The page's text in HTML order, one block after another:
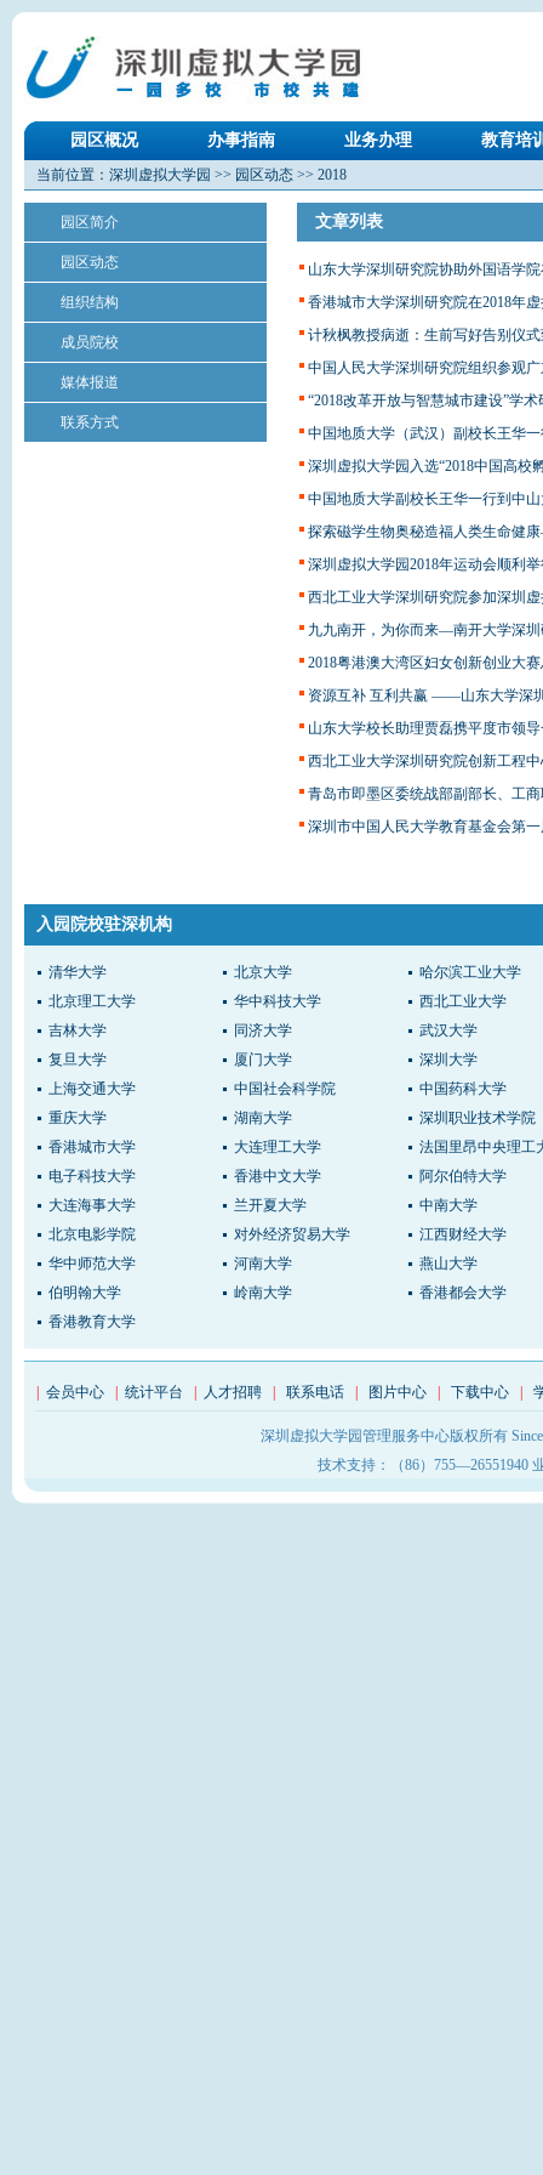
园区概况 办事指南 业务办理 教育培
当前位置： 深圳虚拟大学园 >> 园区动态 >> 2018
园区简介
园区动态
组织结构
成员院校
媒体报道
联系方式
文章列表
山东大学深圳研究院协助外国语学
香港城市大学深圳研究院在2018年
计秋枫教授病逝：生前写好告别仪
中国人民大学深圳研究院组织参观
“2018改革开放与智慧城市建设”学
中国地质大学（武汉）副校长王华
深圳虚拟大学园入选“2018中国高校
中国地质大学副校长王华一行到中
探索磁学生物奥秘造福人类生命健
深圳虚拟大学园2018年运动会顺利
西北工业大学深圳研究院参加深圳
九九南开，为你而来—南开大学深
2018粤港澳大湾区妇女创新创业大
资源互补 互利共赢 ——山东大学深
山东大学校长助理贾磊携平度市领
西北工业大学深圳研究院创新工程
青岛市即墨区委统战部副部长、工
深圳市中国人民大学教育基金会第
入园院校驻深机构
清华大学 北京大学
哈尔滨工业大学
北京理工大学
华中科技大学
西北工业大学
吉林大学
同济大学
武汉大学
复旦大学
厦门大学
深圳大学
上海交通大学
中国社会科学院
中国药科大学
重庆大学
湖南大学
深圳职业技术学院
香港城市大学
大连理工大学
法国里昂中央理工
电子科技大学
香港中文大学
阿尔伯特大学
大连海事大学
兰开夏大学
中南大学
北京电影学院
对外经济贸易大学
江西财经大学
华中师范大学
河南大学
燕山大学
伯明翰大学
岭南大学
香港都会大学
香港教育大学
会员中心 统计平台 人才招聘 联系电话 图片中心 下载中心
深圳虚拟大学园管理服务中心版权所有
技术支持：（86）755—26551940